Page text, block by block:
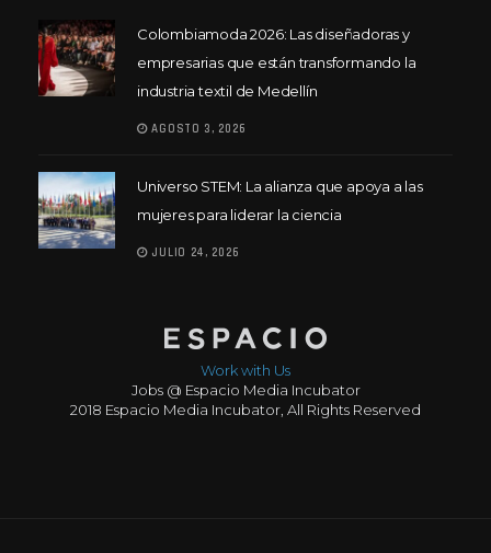
Colombiamoda 2026: Las diseñadoras y
empresarias que están transformando la
industria textil de Medellín
AGOSTO 3, 2026
Universo STEM: La alianza que apoya a las
mujeres para liderar la ciencia
JULIO 24, 2026
Work with Us
Jobs @ Espacio Media Incubator
2018 Espacio Media Incubator, All Rights Reserved